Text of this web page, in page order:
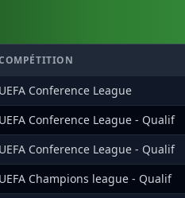
UEFA Conference League
UEFA Conference League - Qualif
UEFA Conference League - Qualif
UEFA Champions league - Qualif